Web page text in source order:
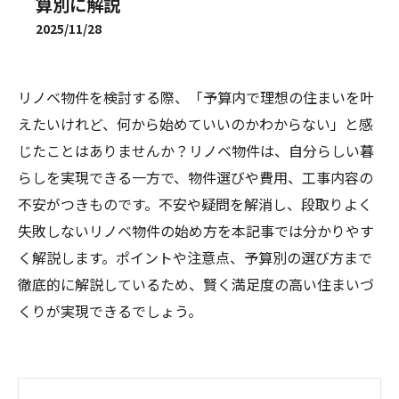
2025/11/28
リノベ物件を検討する際、「予算内で理想の住まいを叶
えたいけれど、何から始めていいのかわからない」と感
じたことはありませんか？リノベ物件は、自分らしい暮
らしを実現できる一方で、物件選びや費用、工事内容の
不安がつきものです。不安や疑問を解消し、段取りよく
失敗しないリノベ物件の始め方を本記事では分かりやす
く解説します。ポイントや注意点、予算別の選び方まで
徹底的に解説しているため、賢く満足度の高い住まいづ
くりが実現できるでしょう。